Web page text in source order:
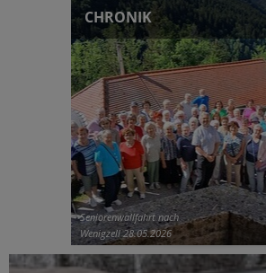
CHRONIK
Seniorenwallfahrt nach
Wenigzell 28.05.2026